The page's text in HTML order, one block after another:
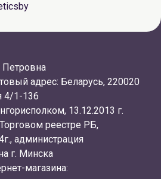
адрес: Беларусь, 220020
4/1-136
13.12.2013 г.
реестре РБ,
администрация
г. Минска
магазина: